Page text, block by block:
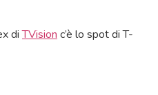
diTVision c’è lo spot di T-